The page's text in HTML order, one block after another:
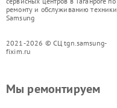
ремонту и обслуживанию техники
Samsung
2021-2026 © СЦ tgn.samsung-
fixim.ru
Мы ремонтируем